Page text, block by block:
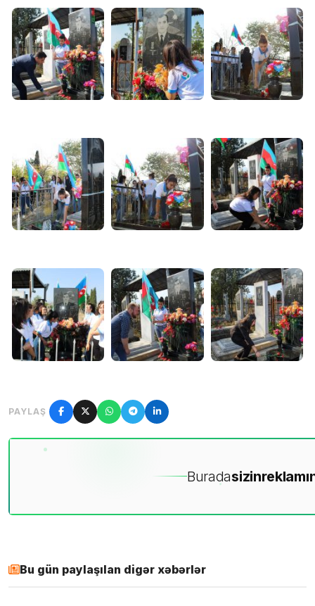
PAYLAŞ
Buradasizin
Bu gün paylaşılan digər xəbərlər